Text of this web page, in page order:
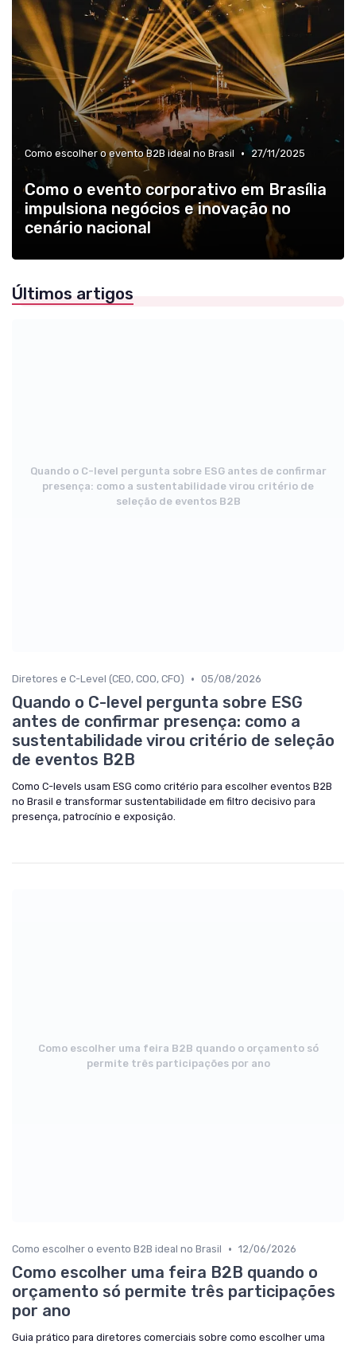
Como escolher o evento B2B ideal no Brasil • 27/11/2025
Como o evento corporativo em Brasília
impulsiona negócios e inovação no
cenário nacional
Últimos artigos
Quando o C-level pergunta sobre ESG antes de confirmar
presença: como a sustentabilidade virou critério de
seleção de eventos B2B
Diretores e C-Level (CEO, COO, CFO) • 05/08/2026
Quando o C-level pergunta sobre ESG
antes de confirmar presença: como a
sustentabilidade virou critério de seleção
de eventos B2B
Como C-levels usam ESG como critério para escolher eventos B2B
no Brasil e transformar sustentabilidade em filtro decisivo para
presença, patrocínio e exposição.
Como escolher uma feira B2B quando o orçamento só
permite três participações por ano
Como escolher o evento B2B ideal no Brasil • 12/06/2026
Como escolher uma feira B2B quando o
orçamento só permite três participações
por ano
Guia prático para diretores comerciais sobre como escolher uma